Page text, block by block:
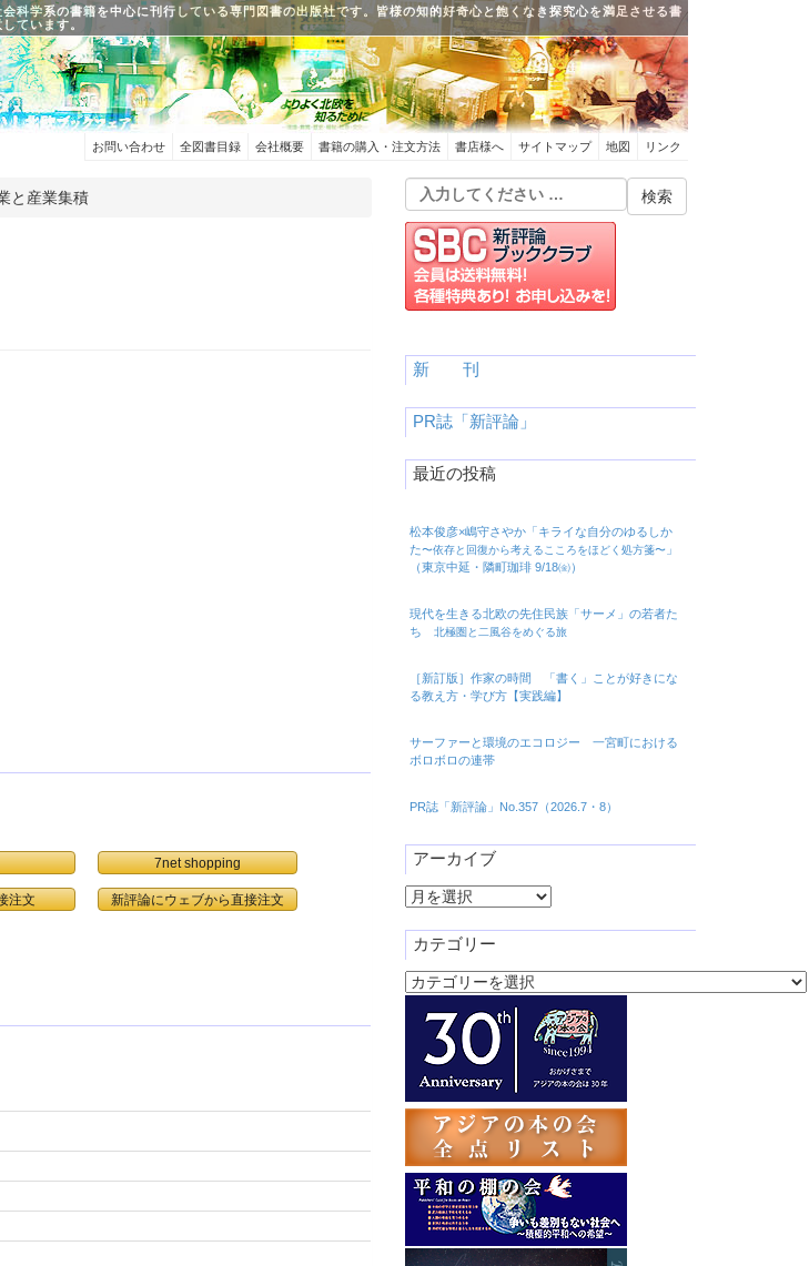
会科学系の書籍を中心に刊行している専門図書の出版社です。皆様の知的好奇心と飽くなき探究心を満足させる書
ています。
お問い合わせ 全図書目録 会社概要 書籍の購入・注文方法 書店様へ サイトマップ 地図 リンク
と産業集積
7net shopping
注文
新 刊
PR誌「新評論」
最近の投稿
松本俊彦×嶋守さやか「キライな自分のゆるしか
た〜依存と回復から考えるこころをほどく処方箋〜」
（東京中延・隣町珈琲 9/18㈮）
現代を生きる北欧の先住民族「サーメ」の若者た
ち 北極圏と二風谷をめぐる旅
［新訂版］作家の時間 「書く」ことが好きにな
る教え方・学び方【実践編】
サーファーと環境のエコロジー 一宮町における
ボロボロの連帯
PR誌「新評論」No.357（2026.7・8）
アーカイブ
ア
カ
イ
ブ
カテゴリー
カ